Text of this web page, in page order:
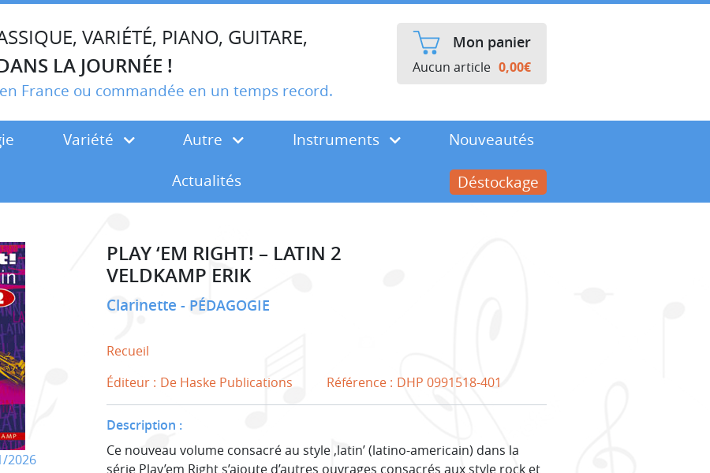
VARIÉTÉ, PIANO, GUITARE,
LA JOURNÉE !
France ou commandée en un temps record.
Mon panier
Aucun article 0,00€
Variété Autre Instruments
Nouveautés
Actualités Déstockage
2026
PLAY ‘EM RIGHT! – LATIN 2
VELDKAMP ERIK
Clarinette PÉDAGOGIE
Recueil
Éditeur : De Haske Publications Référence : DHP 0991518-401
Description :
Ce nouveau volume consacré au style ‚latin’ (latino-americain) dans la
série Play’em Right s’ajoute d’autres ouvrages consacrés aux style rock et